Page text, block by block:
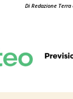
Di Redazione Terra